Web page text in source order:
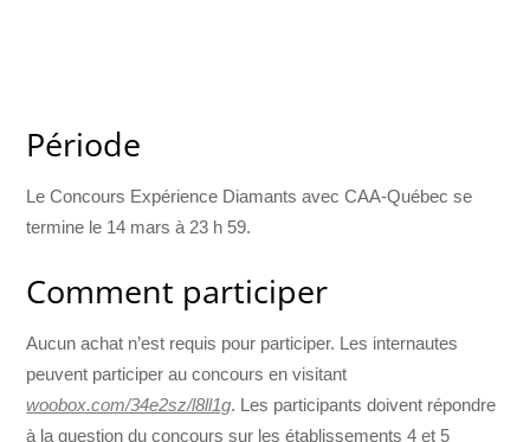
Période
Le Concours Expérience Diamants avec CAA-Québec se
termine le 14 mars à 23 h 59.
Comment participer
Aucun achat n’est requis pour participer. Les internautes
peuvent participer au concours en visitant
woobox.com/34e2sz/l8ll1g. Les participants doivent répondre
à la question du concours sur les établissements 4 et 5